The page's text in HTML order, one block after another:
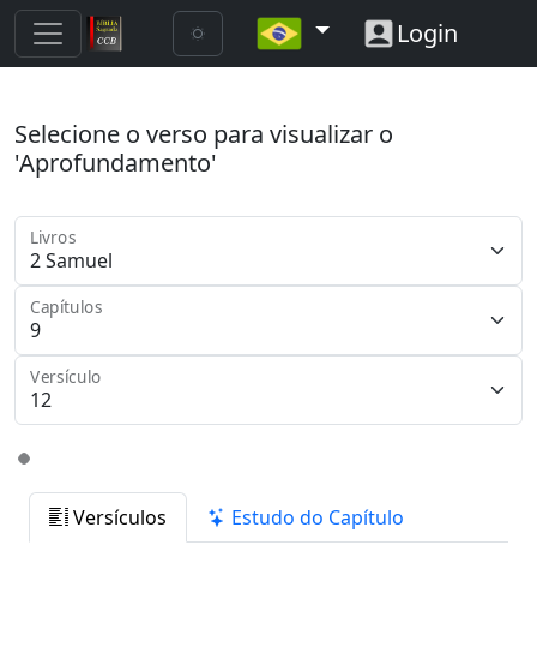
Login
Selecione o verso para visualizar o
'Aprofundamento'
Livros
Capítulos
Versículo
Versículos Estudo do Capítulo